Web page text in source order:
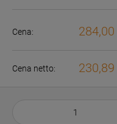
Cena: 284,00
Cena netto: 230,89